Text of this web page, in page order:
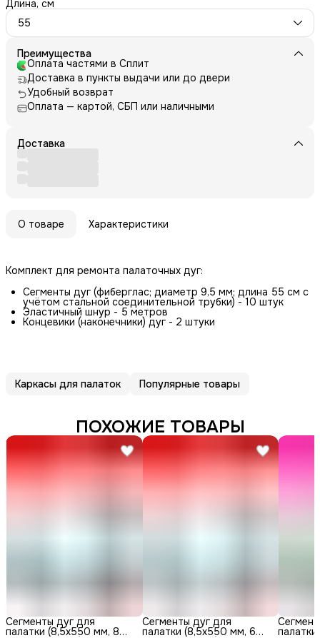
Длина, см
55
Преимущества
Оплата частями в Сплит
Доставка в пункты выдачи или до двери
Удобный возврат
Оплата — картой, СБП или наличными
Доставка
О товаре Характеристики
Комплект для ремонта палаточных дуг:
Сегменты дуг (фиберглас; диаметр 9,5 мм; длина 55 см с
учётом стальной соединительной трубки) - 10 штук
Эластичный шнур - 5 метров
Концевики (наконечники) дуг - 2 штуки
Каркасы для палаток Популярные товары
ПОХОЖИЕ ТОВАРЫ
Сегменты дуг для
палатки (8,5х550 мм, 8
Сегменты дуг для
палатки (8,5х550 мм, 6